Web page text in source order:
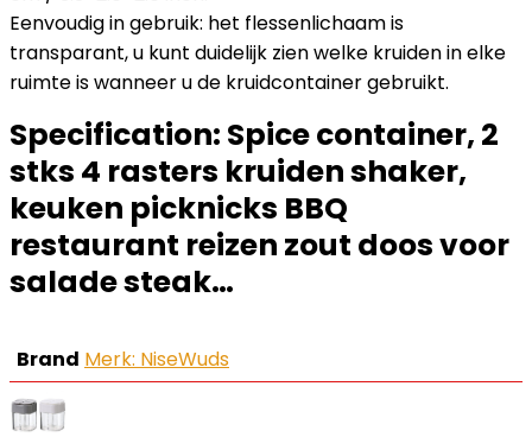
Eenvoudig in gebruik: het flessenlichaam is
transparant, u kunt duidelijk zien welke kruiden in elke
ruimte is wanneer u de kruidcontainer gebruikt.
Specification: Spice container, 2
stks 4 rasters kruiden shaker,
keuken picknicks BBQ
restaurant reizen zout doos voor
salade steak…
Brand Merk: NiseWuds